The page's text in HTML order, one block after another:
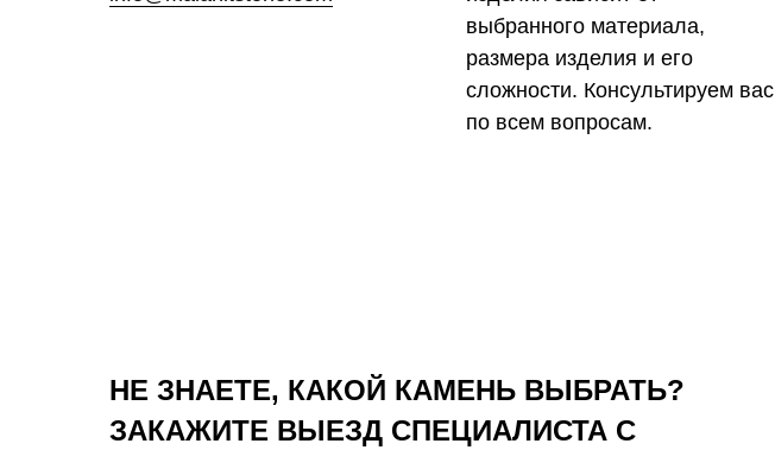
выбранного материала,
размера изделия и его
сложности. Консультируем вас
по всем вопросам.
НЕ ЗНАЕТЕ, КАКОЙ КАМЕНЬ ВЫБРАТЬ?
ЗАКАЖИТЕ ВЫЕЗД СПЕЦИАЛИСТА С